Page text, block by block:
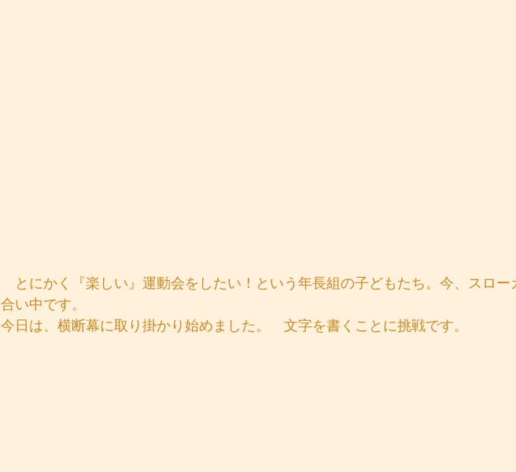
とにかく『楽しい』運動会をしたい！という年長組の子どもたち。今、スロー
合い中です。
今日は、横断幕に取り掛かり始めました。　文字を書くことに挑戦です。